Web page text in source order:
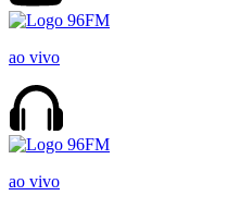
ao vivo
ao vivo